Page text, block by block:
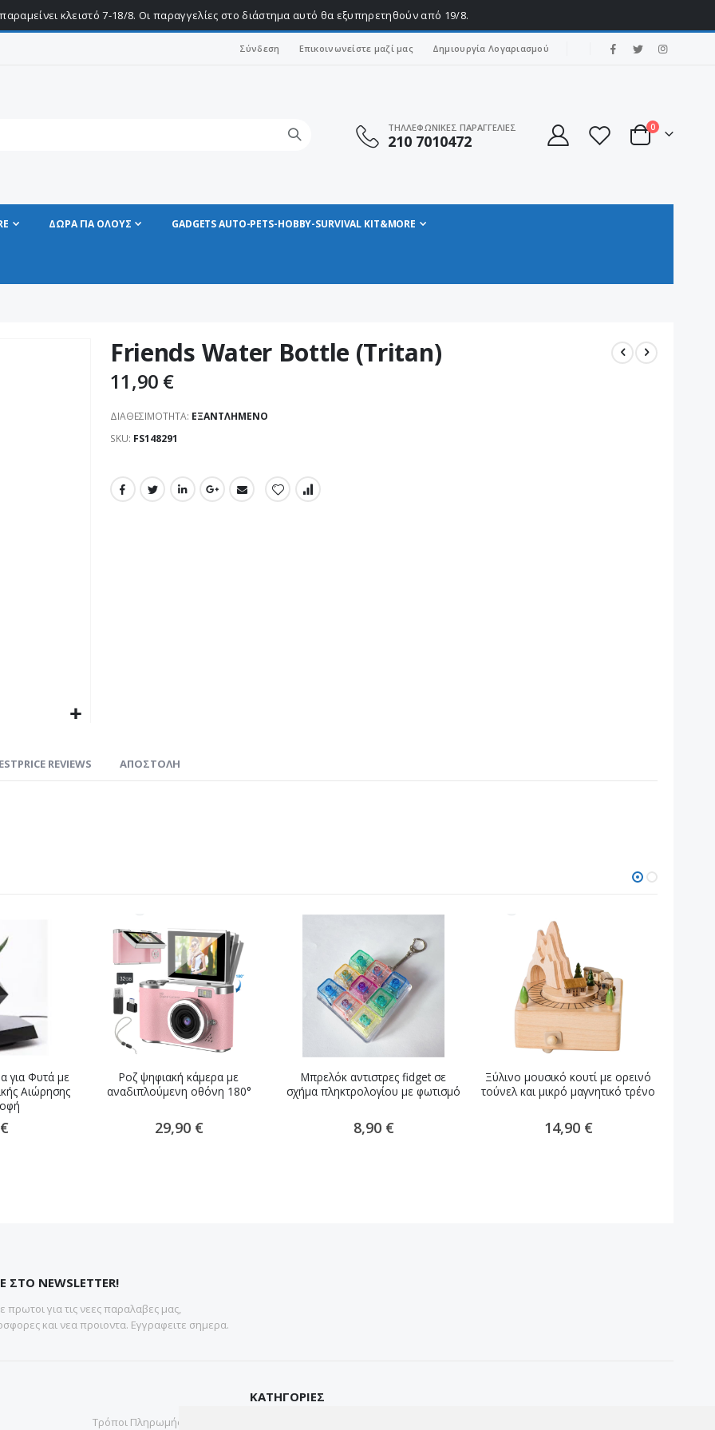
κλειστό 7-18/8. Οι παραγγελίες στο διάστημα αυτό θα εξυπηρετηθούν από 19/8.
Σύνδεση Επικοινωνείστε μαζί μας Δημιουργία Λογαριασμού
ΤΗΛΛΕΦΩΝΙΚΕΣ ΠΑΡΑΓΓΕΛΙΕΣ
210 7010472 Cart
0στοιχεία
ΔΩΡΑ ΓΙΑ ΟΛΟΥΣ GADGETS AUTO-PETS-HOBBY-SURVIVAL KIT&MORE
Friends Water Bottle (Tritan)
11,90 €
ΔΙΑΘΕΣΙΜΌΤΗΤΑ: ΕΞΑΝΤΛΗΜΈΝΟ
SKU FS148291
REVIEWS ΑΠΟΣΤΟΛΗ
για Φυτά με
Αιώρησης
Ροζ ψηφιακή κάμερα με
αναδιπλούμενη οθόνη 180°
29,90 €
Μπρελόκ αντιστρες fidget σε
σχήμα πληκτρολογίου με φωτισμό
8,90 €
Ξύλινο μουσικό κουτί με ορεινό
τούνελ και μικρό μαγνητικό τρένο
14,90 €
ΣΤΟ NEWSLETTER!
πρωτοι για τις νεες παραλαβες μας,
και νεα προιοντα. Εγγραφειτε σημερα.
Τρόποι Πληρωμής
ΚΑΤΗΓΟΡΙΕΣ